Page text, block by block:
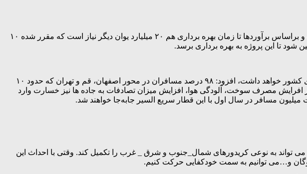
وی همچنین به اعتبارات پروژه نیز اشاره کرد و گفت: تا کنون حدود چهار میلیارد یوان برای پروژه هزینه شده است و براساس برآوردها تا زمان بهره برداری هم ۲۰ میلیارد یوان دیگر نیاز است که مقرر شده ۱۰
مجری پروژه قطار سریع السیر تهران_ قم_ اصفهان در پاسخ به این سوال که راه‌اندازی این قطار چه مزایایی برای کشور خواهد داشت، افزود: ۹۸ درصد مسافران در محور اصفهان، قم و تهران که حدود ۱۰
افرایش مصرف سوخت، آلودگی هوا، افزایش میزان تصادفات به جاده ها نیز خسارت وارد
تواند به نوعی کریدورهای شمال_جنوب و شرق _ غرب را تکمیل کند. وقتی با احداث این
و…می توانیم به سمت خودکفایی حرکت کنیم.